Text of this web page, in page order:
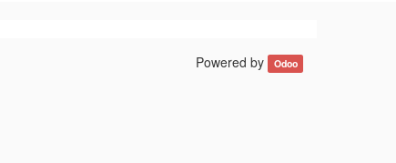
Powered by Odoo